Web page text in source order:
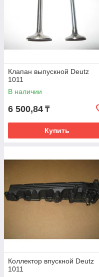
Клапан выпускной Deutz
1011
В наличии
6 500,84 ₸
Купить
Коллектор впускной Deutz
1011